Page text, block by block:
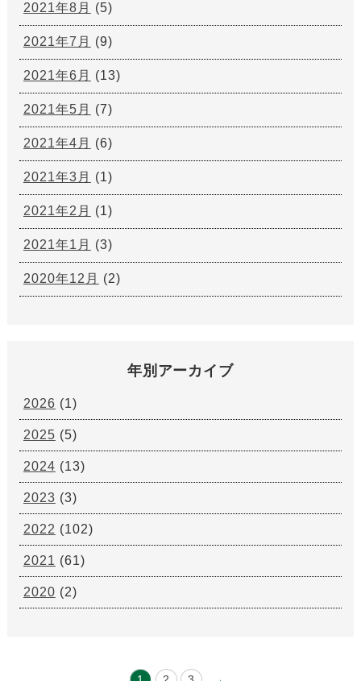
2021年8月 (5)
2021年7月 (9)
2021年6月 (13)
2021年5月 (7)
2021年4月 (6)
2021年3月 (1)
2021年2月 (1)
2021年1月 (3)
2020年12月 (2)
年別アーカイブ
2026 (1)
2025 (5)
2024 (13)
2023 (3)
2022 (102)
2021 (61)
2020 (2)